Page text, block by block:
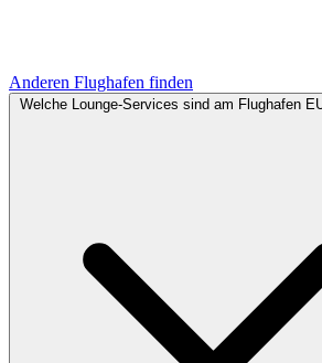
Anderen Flughafen finden
Welche Lounge-Services sind am Flughafen